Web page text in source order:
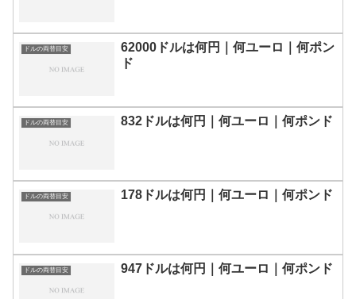
ドルの両替目安
62000ドルは何円｜何ユーロ｜何ポン
ド
ドルの両替目安 832ドルは何円｜何ユーロ｜何ポンド
ドルの両替目安 178ドルは何円｜何ユーロ｜何ポンド
ドルの両替目安 947ドルは何円｜何ユーロ｜何ポンド